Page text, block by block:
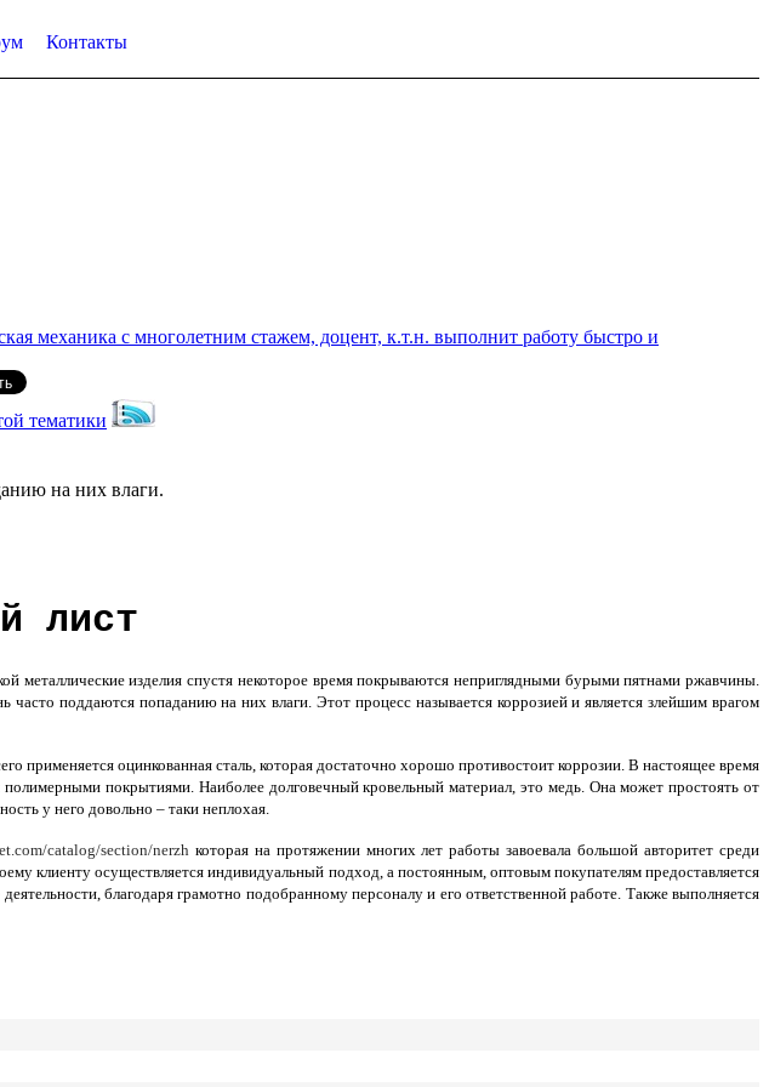
Контакты
механика с многолетним стажем, доцент, к.т.н. выполнит работу быстро и
тематики
на них влаги.
лист
металлические изделия спустя некоторое время покрываются неприглядными бурыми пятнами ржавчины.
поддаются попаданию на них влаги. Этот процесс называется коррозией и является злейшим врагом
применяется оцинкованная сталь, которая достаточно хорошо противостоит коррозии. В настоящее время
покрытиями. Наиболее долговечный кровельный материал, это медь. Она может простоять от
у него довольно – таки неплохая.
catalog/section/nerzh которая на протяжении многих лет работы завоевала большой авторитет среди
клиенту осуществляется индивидуальный подход, а постоянным, оптовым покупателям предоставляется
благодаря грамотно подобранному персоналу и его ответственной работе. Также выполняется